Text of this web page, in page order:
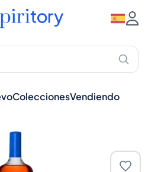
ColeccionesVendiendo